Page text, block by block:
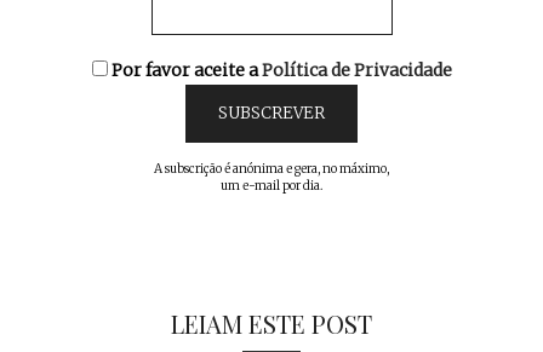
Por favor aceite aPolítica de Privacidade
A subscrição é anónima e gera, no máximo,
um e-mail por dia.
LEIAM ESTE POST